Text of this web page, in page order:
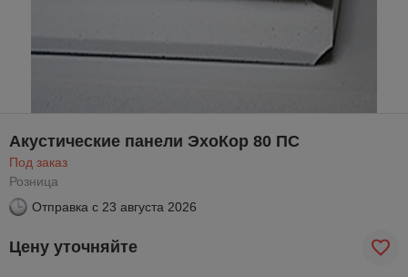
Акустические панели ЭхоКор 80 ПС
Под заказ
Розница
Отправка с 23 августа 2026
Цену уточняйте